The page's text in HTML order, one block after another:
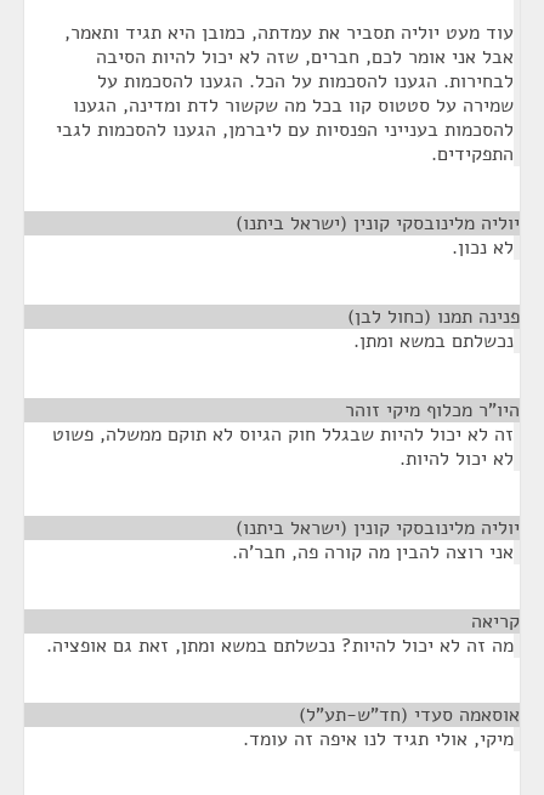
עוד מעט יוליה תסביר את עמדתה, כמובן היא תגיד ותאמר,
אבל אני אומר לכם, חברים, שזה לא יכול להיות הסיבה
לבחירות. הגענו להסכמות על הכל. הגענו להסכמות על
שמירה על סטטוס קוו בכל מה שקשור לדת ומדינה, הגענו
להסכמות בענייני הפנסיות עם ליברמן, הגענו להסכמות לגבי
התפקידים.
יוליה מלינובסקי קונין (ישראל ביתנו)
לא נכון.
פנינה תמנו (כחול לבן)
נכשלתם במשא ומתן.
היו"ר מכלוף מיקי זוהר
זה לא יכול להיות שבגלל חוק הגיוס לא תוקם ממשלה, פשוט
לא יכול להיות.
יוליה מלינובסקי קונין (ישראל ביתנו)
אני רוצה להבין מה קורה פה, חבר'ה.
קריאה
מה זה לא יכול להיות? נכשלתם במשא ומתן, זאת גם אופציה.
אוסאמה סעדי (חד"ש-תע"ל)
מיקי, אולי תגיד לנו איפה זה עומד.